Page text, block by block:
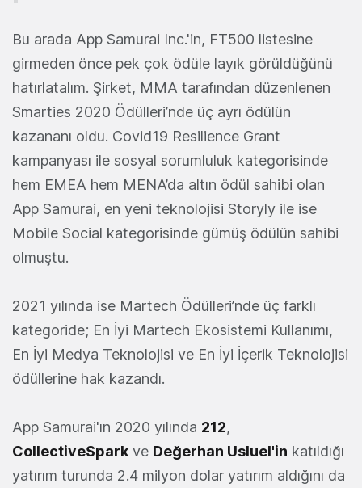
Bu arada App Samurai Inc.'in, FT500 listesine
girmeden önce pek çok ödüle layık görüldüğünü
hatırlatalım. Şirket, MMA tarafından düzenlenen
Smarties 2020 Ödülleri’nde üç ayrı ödülün
kazananı oldu. Covid19 Resilience Grant
kampanyası ile sosyal sorumluluk kategorisinde
hem EMEA hem MENA’da altın ödül sahibi olan
App Samurai, en yeni teknolojisi Storyly ile ise
Mobile Social kategorisinde gümüş ödülün sahibi
olmuştu.
2021 yılında ise Martech Ödülleri’nde üç farklı
kategoride; En İyi Martech Ekosistemi Kullanımı,
En İyi Medya Teknolojisi ve En İyi İçerik Teknolojisi
ödüllerine hak kazandı.
App Samurai'ın 2020 yılında 212,
CollectiveSpark ve Değerhan Usluel'in katıldığı
yatırım turunda 2.4 milyon dolar yatırım aldığını da